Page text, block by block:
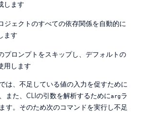
します
ジェクトのすべての依存関係を自動的に
ます
プロンプトをスキップし、デフォルトの
用します
は、不足している値の入力を促すために
また、CLIの引数を解析するためにargラ
す。そのため次のコマンドを実行し不足